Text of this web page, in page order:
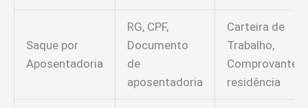
Saque por
Aposentadoria
RG, CPF,
Documento
de
aposentadoria
Carteira de
Trabalho,
Comprovante
residência